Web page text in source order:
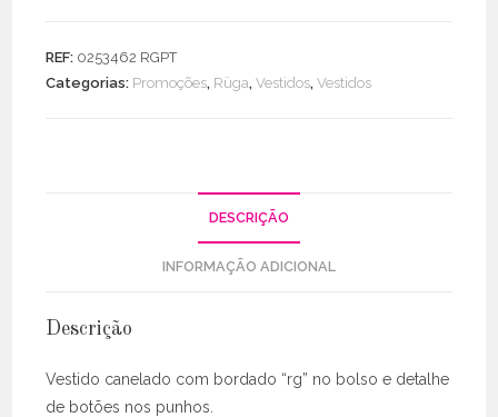
REF: 0253462 RGPT
Categorias: Promoções, Rüga,Vestidos,Vestidos
DESCRIÇÃO
INFORMAÇÃO ADICIONAL
Descrição
Vestido canelado com bordado “rg” no bolso e detalhe
de botões nos punhos.